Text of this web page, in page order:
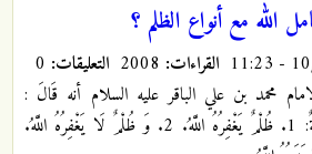
الله مع أنواع الظلم ؟
القراءات: التعليقات:
محمد بن علي الباقر عليه السلام أنه قَالَ :
" الظُّلْمُ‏ ثَلَاثَةٌ: 1. ظُلْمٌ يَغْفِرُهُ اللَّهُ. 2. وَ ظُلْمٌ لَا يَغْفِرُهُ اللَّهُ.